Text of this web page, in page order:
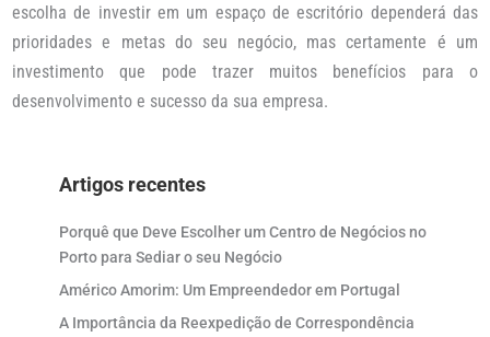
escolha de investir em um espaço de escritório dependerá das
prioridades e metas do seu negócio, mas certamente é um
investimento que pode trazer muitos benefícios para o
desenvolvimento e sucesso da sua empresa.
Artigos recentes
Porquê que Deve Escolher um Centro de Negócios no
Porto para Sediar o seu Negócio
Américo Amorim: Um Empreendedor em Portugal
A Importância da Reexpedição de Correspondência